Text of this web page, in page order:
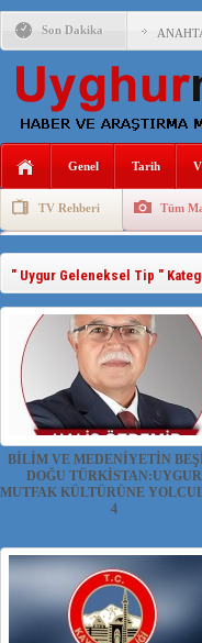
Son Dakika
150
ÇİN’İN
Genel Tarih
TV Rehberi Tüm
Uygurlarda Düğün ve Cenaze
" Uygur Geleneksel Tip "
BİLİM VE MEDENİYETİN
DOĞU TÜRKİSTAN:UYGUR
MUTFAK KÜLTÜRÜNE
4